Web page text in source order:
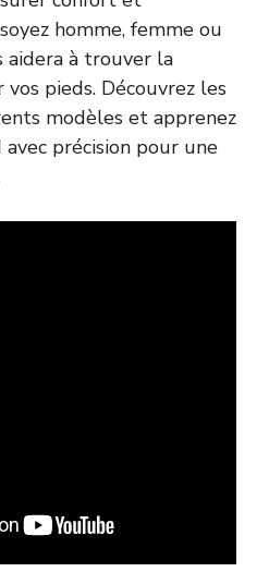
homme, femme ou
aidera à trouver la
vos pieds. Découvrez les
modèles et apprenez
précision pour une